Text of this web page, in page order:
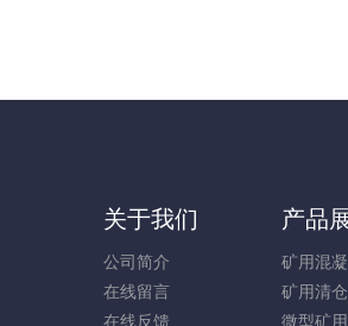
关于我们
公司简介
在线留言
在线反馈
产品
矿用混
矿用清
微型矿